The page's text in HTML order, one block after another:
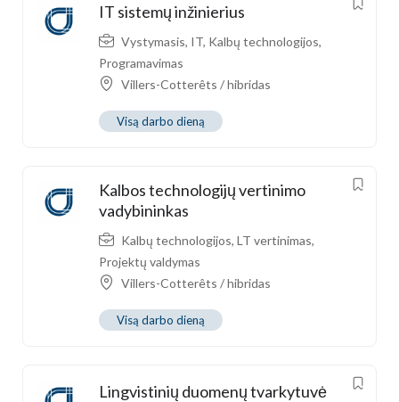
IT sistemų inžinierius
Vystymasis, IT, Kalbų technologijos,
Programavimas
Villers-Cotterêts / hibridas
Visą darbo dieną
Kalbos technologijų vertinimo
vadybininkas
Kalbų technologijos, LT vertinimas,
Projektų valdymas
Villers-Cotterêts / hibridas
Visą darbo dieną
Lingvistinių duomenų tvarkytuvė